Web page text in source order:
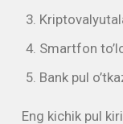
Smartfon
Bank pul
Eng kichik pul